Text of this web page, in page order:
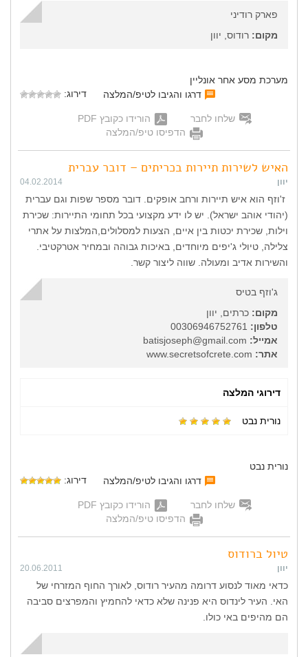
פארק רודיני
מקום: רודוס, יוון
מערכת מסע אחר אונליין
דרגו והגיבו לטיפ/המלצה
דירוג:
שלחו לחבר
הורידו כקובץ PDF
הדפיסו טיפ/המלצה
האיש לשירות תיירות בכריתים – דובר עברית
יוון 04.02.2014
ז'וזף הוא איש תיירות ורחב אופקים. דובר מספר שפות וגם עברית
(יהודי אוהב ישראל). יש לו ידע מקצועי בכל תחומי התיירות: שכירת
וילות, שכירת יכטות בין איים, הצעות למסלולים,המלצות על אתרי
צלילה, טיולי ג'יפים מיוחדים, באיכות גבוהה ובמחיר אטרקטיבי.
והשירות אדיב ומעולה. שווה ליצור קשר.
ג'וזף בטיס
מקום: כרתים, יוון
טלפון:
אמייל:
אתר:
דירוגי המלצה
נורית נבט
נורית נבט
דרגו והגיבו לטיפ/המלצה
דירוג:
שלחו לחבר
הורידו כקובץ PDF
הדפיסו טיפ/המלצה
טיול ברודוס
יוון 20.06.2011
כדאי מאוד לנסוע דרומה מהעיר רודוס, לאורך החוף המזרחי של
האי. העיר לינדוס היא פנינה שלא כדאי להחמיץ והמפרצים סביבה
הם מהיפים באי כולו.